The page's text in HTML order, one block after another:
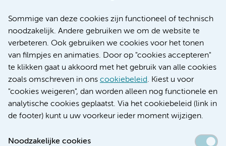
Sommige van deze cookies zijn functioneel of technisch
noodzakelijk. Andere gebruiken we om de website te
verbeteren. Ook gebruiken we cookies voor het tonen
van filmpjes en animaties. Door op "cookies accepteren"
te klikken gaat u akkoord met het gebruik van alle cookies
zoals omschreven in ons cookiebeleid. Kiest u voor
"cookies weigeren", dan worden alleen nog functionele en
analytische cookies geplaatst. Via het cookiebeleid (link in
de footer) kunt u uw voorkeur ieder moment wijzigen.
Noodzakelijke cookies
Nieuws
Research
Educatie locatie AMC
Educatie locatie VUmc
Verwijzen & diagnostiek